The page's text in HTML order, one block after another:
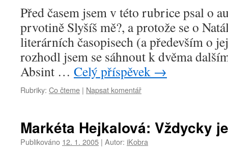
Před časem jsem v této rubrice psal o
prvotině Slyšíš mě?, a protože se o
literárních časopisech (a především o
rozhodl jsem se sáhnout k dvěma
Absint … Celý příspěvek →
Rubriky: Co čteme | Napsat komentář
Markéta Hejkalová: Vždycky
Publikováno 12. 1. 2005 | Autor: iKobra